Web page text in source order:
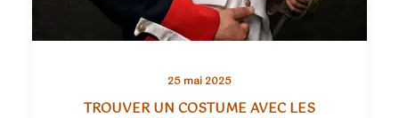
25 mai 2025
TROUVER UN COSTUME AVEC LES